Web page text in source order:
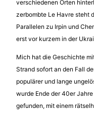
verschiedenen Orten
zerbombte Le Havre steht
Parallelen zu Irpin und
erst vor kurzem in der
Mich hat die Geschichte
Strand sofort an den Fall
populärer und lange
wurde Ende der 40er
gefunden, mit einem